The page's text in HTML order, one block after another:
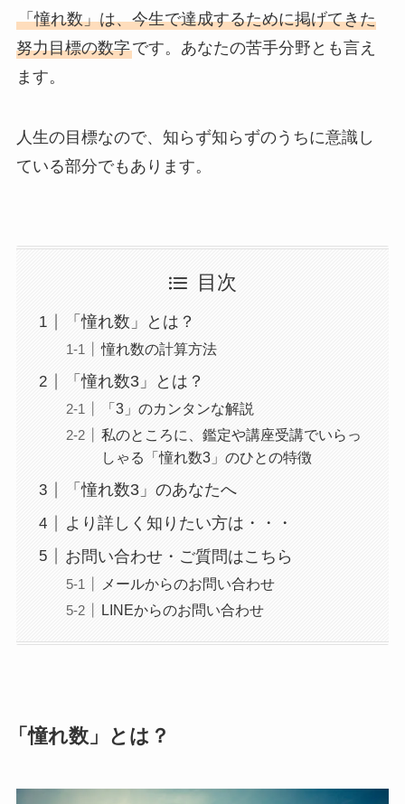
「憧れ数」は、今生で達成するために掲げてきた
努力目標の数字です。あなたの苦手分野とも言え
ます。
人生の目標なので、知らず知らずのうちに意識し
ている部分でもあります。
目次
「憧れ数」とは？
憧れ数の計算方法
「憧れ数3」とは？
「3」のカンタンな解説
私のところに、鑑定や講座受講でいらっ
しゃる「憧れ数3」のひとの特徴
「憧れ数3」のあなたへ
より詳しく知りたい方は・・・
お問い合わせ・ご質問はこちら
メールからのお問い合わせ
LINEからのお問い合わせ
「憧れ数」とは？